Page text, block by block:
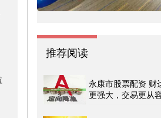
推荐阅读
永康市股票配资 财
更强大，交易更从